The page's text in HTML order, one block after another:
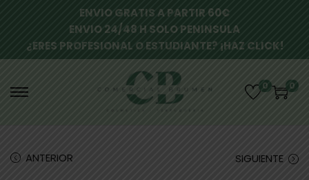
ENVIO GRATIS A PARTIR 60€
ENVIO 24/48 H SOLO PENINSULA
¿ERES PROFESIONAL O ESTUDIANTE? ¡HAZ CLICK!
0 0
ANTERIOR SIGUIENTE